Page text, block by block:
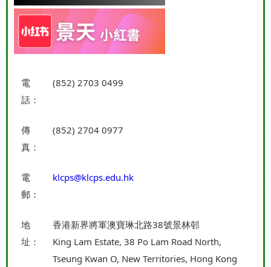
電
話：
(852) 2703 0499
傳
真：
(852) 2704 0977
電
郵：
klcps@klcps.edu.hk
地
址：
香港新界將軍澳寶琳北路38號景林邨
King Lam Estate, 38 Po Lam Road North,
Tseung Kwan O, New Territories, Hong Kong